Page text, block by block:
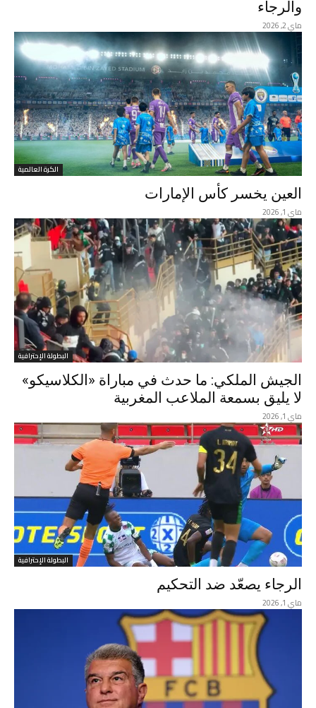
والرجاء
ماي 2, 2026
الكرة العالمية
العين يخسر كأس الإمارات
ماي 1, 2026
البطولة الإحترافية
الجيش الملكي: ما حدث في مباراة «الكلاسيكو»
لا يليق بسمعة الملاعب المغربية
ماي 1, 2026
البطولة الإحترافية
الرجاء يصعّد ضد التحكيم
ماي 1, 2026